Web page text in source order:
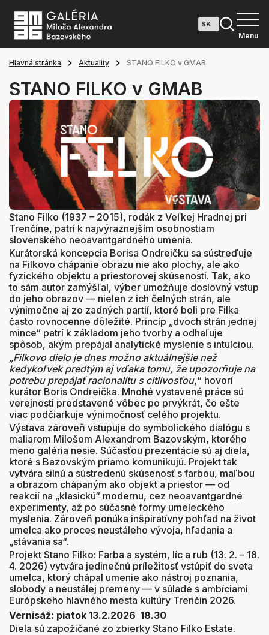
Menu
Hlavná stránka Aktuality STANO FILKO v GMAB
STANO FILKO v GMAB
Stano Filko (1937 – 2015), rodák z Veľkej Hradnej pri
Trenčíne, patrí k najvýraznejším osobnostiam
slovenského neoavantgardného umenia.
Kurátorská koncepcia Borisa Ondreičku sa sústreďuje
na Filkovo chápanie obrazu nie ako plochy, ale ako
fyzického objektu a priestorovej skúsenosti. Tak, ako
to sám autor zamýšľal, výber umožňuje doslovný vstup
do jeho obrazov — nielen z ich čelných strán, ale
výnimočne aj zo zadných partií, ktoré boli pre Filka
často rovnocenne dôležité. Princíp „dvoch strán jednej
mince“ patrí k základom jeho tvorby a odhaľuje
spôsob, akým prepájal analytické myslenie s intuíciou.
„Filkovo dielo je dnes možno aktuálnejšie než
kedykoľvek predtým aj vďaka tomu, že upozorňuje na
potrebu prepájať racionalitu s citlivosťou,“ hovorí
kurátor Boris Ondreička. Mnohé vystavené práce sú
verejnosti predstavené vôbec po prvýkrát, čo ešte
viac podčiarkuje výnimočnosť celého projektu.
Výstava zároveň vstupuje do symbolického dialógu s
maliarom Milošom Alexandrom Bazovským, ktorého
meno galéria nesie. Súčasťou prezentácie sú aj diela,
ktoré s Bazovským priamo komunikujú. Projekt tak
vytvára silnú a sústredenú skúsenosť s farbou, maľbou
a obrazom chápaným ako objekt a priestor — od
reakcií na „klasickú“ modernu, cez neoavantgardné
experimenty, až po súčasné formy umeleckého
myslenia. Zároveň ponúka inšpiratívny pohľad na život
umelca ako proces neustáleho vývoja, hľadania a
„stávania sa“.
Projekt Stano Filko: Farba a systém, líc a rub (13. 2. – 18.
4. 2026) vytvára jedinečnú príležitosť vstúpiť do sveta
umelca, ktorý chápal umenie ako nástroj poznania,
slobody a neustálej premeny — v súlade s ambíciami
Európskeho hlavného mesta kultúry Trenčín 2026.
Vernisáž: piatok 13.2.2026 18.30
Diela sú zapožičané zo zbierky Stano Filko Estate.